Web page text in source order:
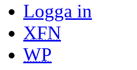
Logga in
XFN
WP